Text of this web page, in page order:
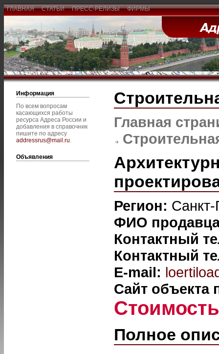
ГЛАВНАЯ СТАТЬИ ПРЕСС-РЕЛИЗЫ ФИРМЫ
Информация
По всем вопросам
касающихся работы
ресурса Адреса России и
добавления в справочник
пишите по адресу
addressrus@mail.ru.
Объявления
Главная
Регион: Санкт-
ФИО
Контактный
Контактный
E-mail:
Сайт объекта
Полное